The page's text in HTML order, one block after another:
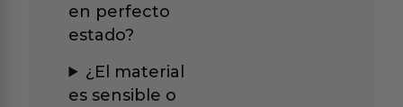
en perfecto
estado?
¿El material
es sensible o